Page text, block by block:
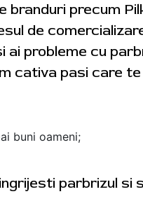
precum
de
probleme cu
cativa pasi care
buni oameni;
parbrizul si